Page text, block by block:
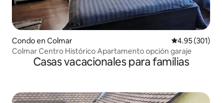
Condo en Colmar Calificación
4.95 (301)
Colmar Centro Histórico Apartamento opción garaje
Casas vacacionales para familias